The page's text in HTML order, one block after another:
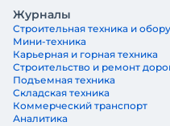
Журналы
Строительная техника и
Мини-техника
Карьерная и горная техника
Строительство и ремонт
Подъемная техника
Складская техника
Коммерческий транспорт
Аналитика